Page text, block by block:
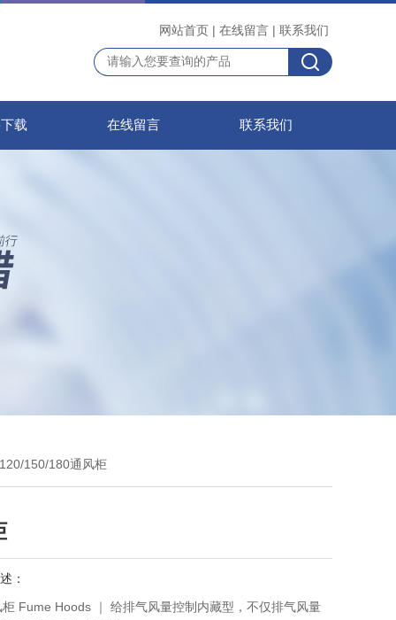
网站首页 | 在线留言 | 联系我们
载 在线留言 联系我们
150/180通风柜
：
柜 Fume Hoods ｜ 给排气风量控制内藏型，不仅排气风量